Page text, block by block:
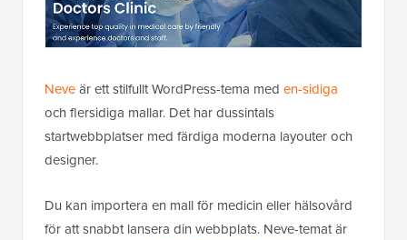
Neveär ett stilfullt WordPress-tema med en-sidiga
och flersidiga mallar. Det har dussintals
startwebbplatser med färdiga moderna layouter och
designer.
Du kan importera en mall för medicin eller hälsovård
för att snabbt lansera din webbplats. Neve-temat är